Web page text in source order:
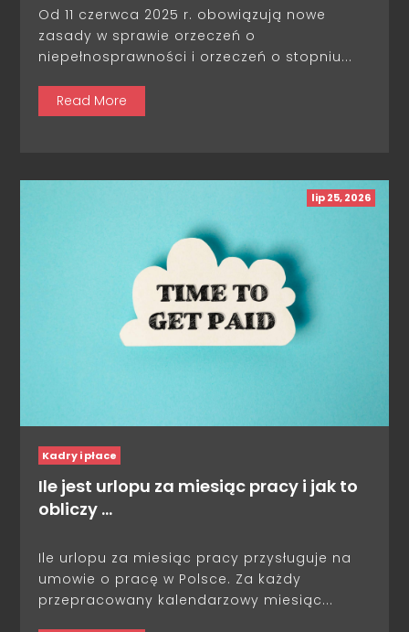
Od 11 czerwca 2025 r. obowiązują nowe
zasady w sprawie orzeczeń o
niepełnosprawności i orzeczeń o stopniu...
Read More
lip 25, 2026
Kadry i płace
Ile jest urlopu za miesiąc pracy i jak to
obliczy …
Ile urlopu za miesiąc pracy przysługuje na
umowie o pracę w Polsce. Za każdy
przepracowany kalendarzowy miesiąc...